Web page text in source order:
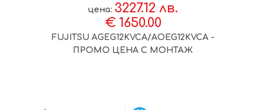
цена: 3227.12 лв.
€ 1650.00
FUJITSU AGEG12KVCA/AOEG12KVCA -
ПРОМО ЦЕНА С МОНТАЖ